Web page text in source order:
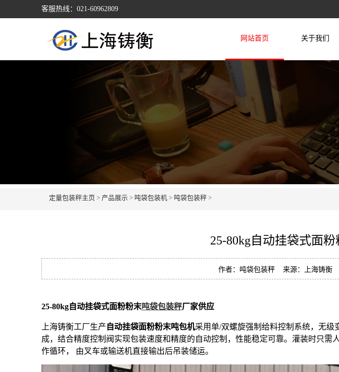
客服热线：021-60962809
网站首页 关于我们
定量包装秤主页 > 产品展示 > 吨袋包装机 > 吨袋包装秤 >
25-80kg自动挂袋式面
作者：吨袋包装秤 来源：上海铸衡
25-80kg自动挂袋式面粉粉末吨袋包装秤厂家供应
上海铸衡工厂生产 自动挂袋面粉粉末吨包机采用单/双螺旋强制给料控制系统，无
成，结合精度控制阀实现包装速度和精度的自动控制，性能稳定可靠。灌装时只
作循环， 由叉车或输送机直接输出后吊装储运。